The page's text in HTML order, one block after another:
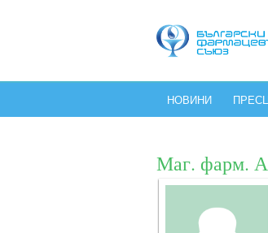
НОВИНИ
Маг. фарм.